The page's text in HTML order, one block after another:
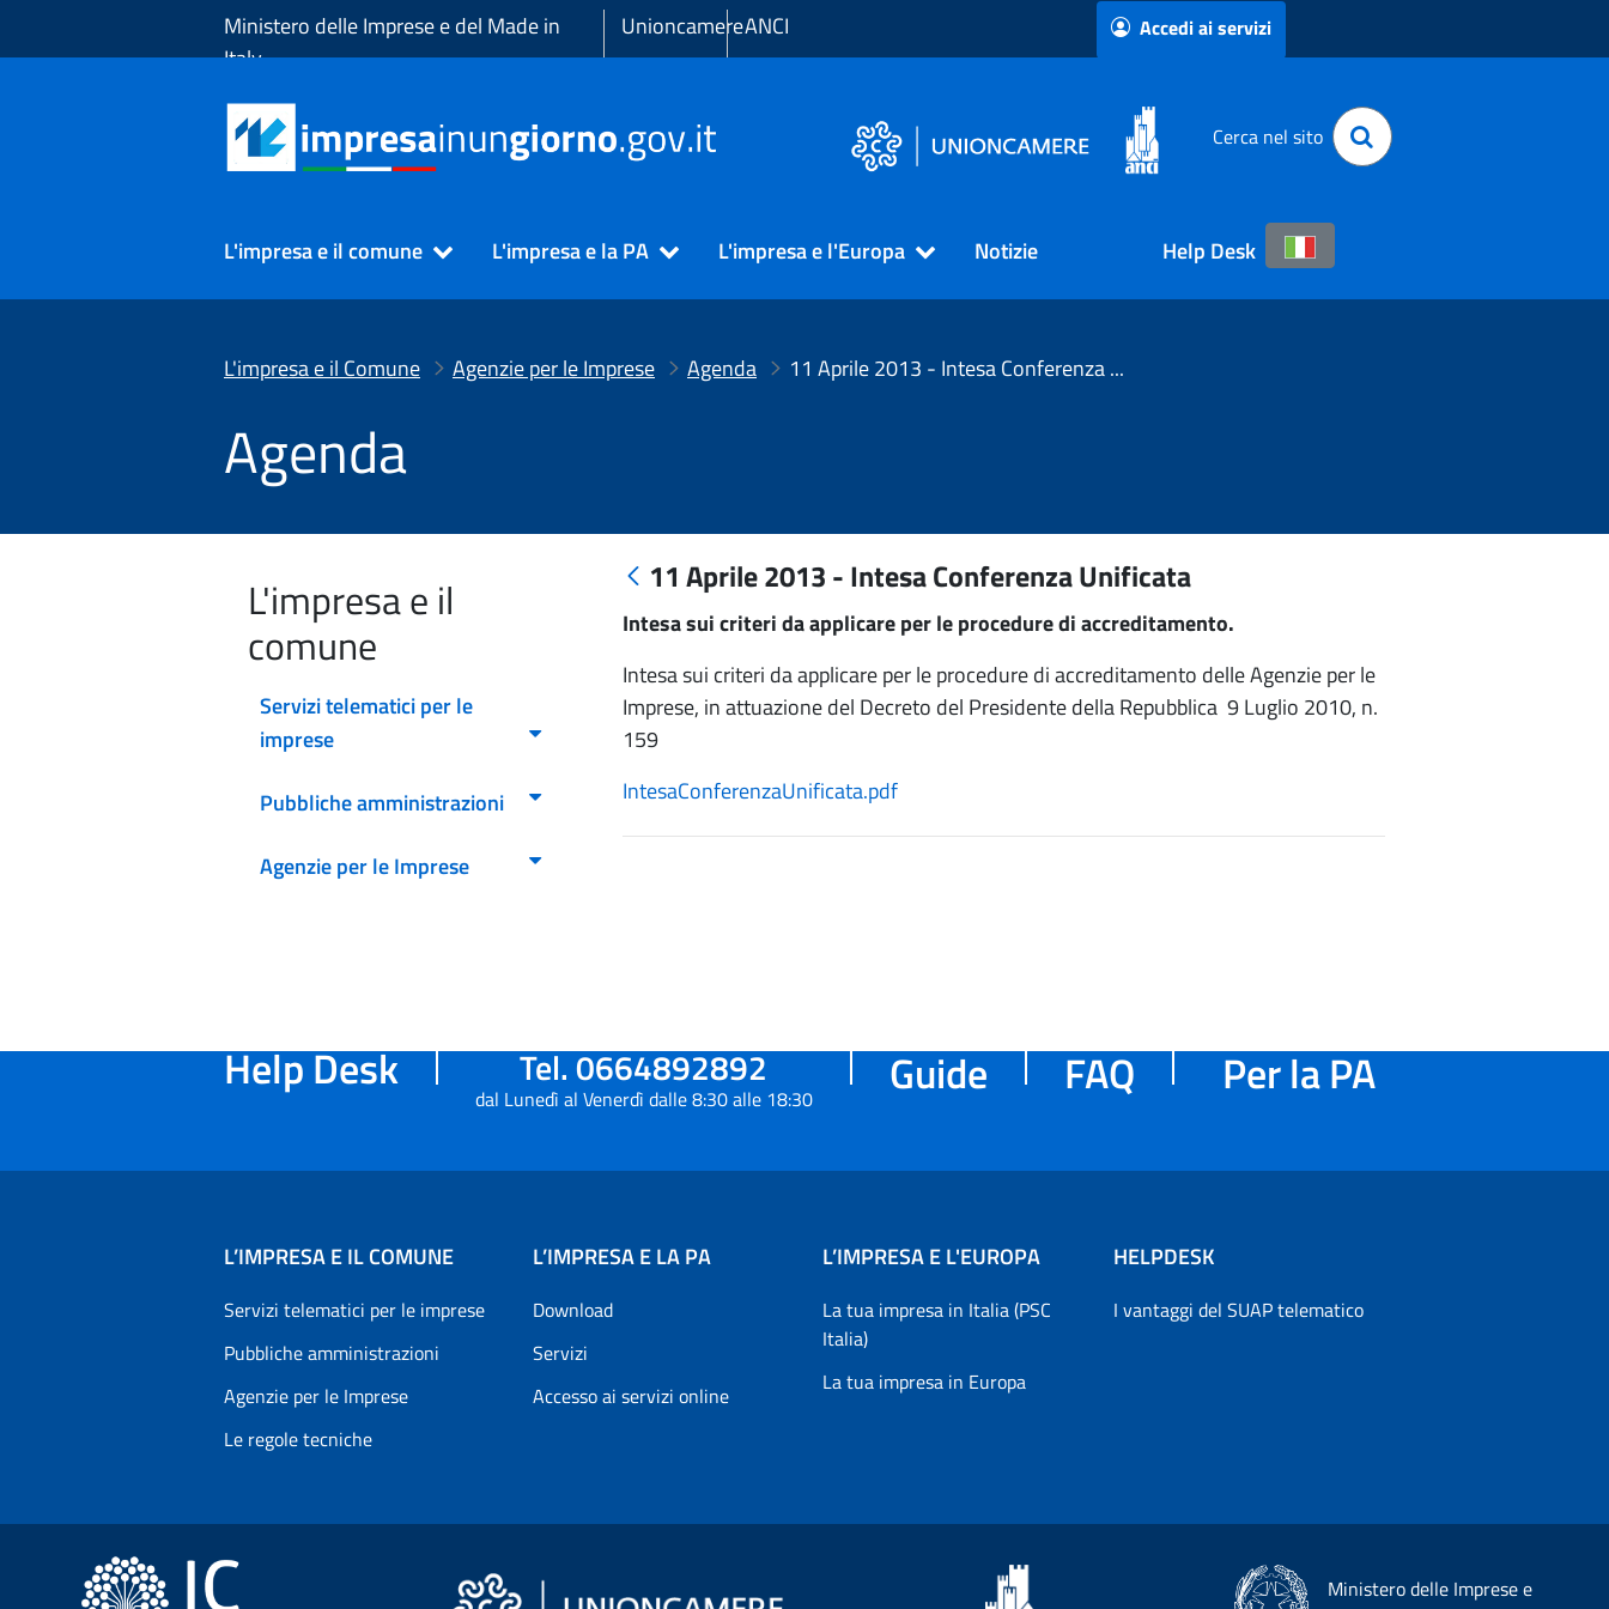
Ministero delle Imprese e del Made in
Italy
UnioncamereANCI Accedi ai servizi
Cerca nel sito
L'impresa e il comune L'impresa e la PA L'impresa e l'Europa Notizie Help Desk
L'impresa e il Comune Agenzie per le Imprese Agenda 11 Aprile 2013 - Intesa Conferenza Unificata
Agenda
L'impresa e il
comune
Servizi telematici per le
imprese
Pubbliche amministrazioni
Agenzie per le Imprese
11 Aprile 2013 - Intesa Conferenza Unificata
Intesa sui criteri da applicare per le procedure di accreditamento.
Intesa sui criteri da applicare per le procedure di accreditamento delle Agenzie per le
Imprese, in attuazione del Decreto del Presidente della Repubblica 9 Luglio 2010, n.
159
IntesaConferenzaUnificata.pdf
Help Desk Tel. 0664892892
dal Lunedì al Venerdì dalle 8:30 alle 18:30 Guide FAQ Per la PA
L’IMPRESA E IL COMUNE
Servizi telematici per le imprese
Pubbliche amministrazioni
Agenzie per le Imprese
Le regole tecniche
L’IMPRESA E LA PA
Download
Servizi
Accesso ai servizi online
L’IMPRESA E L'EUROPA
La tua impresa in Italia (PSC
Italia)
La tua impresa in Europa
HELPDESK
I vantaggi del SUAP telematico
Ministero delle Imprese e